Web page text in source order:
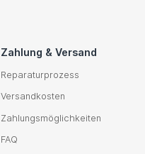
Zahlung & Versand
Reparaturprozess
Versandkosten
Zahlungsmöglichkeiten
FAQ